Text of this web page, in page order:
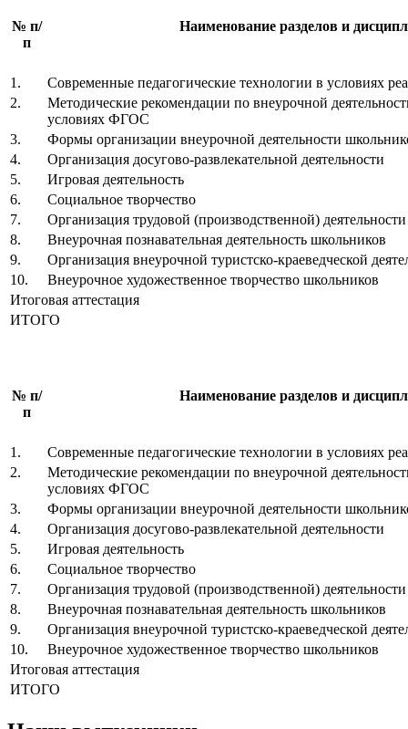
№ п/
п
Наименование разделов и
1.
Современные педагогические технологии в условиях
2.
Методические рекомендации по внеурочной
условиях ФГОС
3. Формы организации внеурочной деятельности
4.
Организация досугово-развлекательной деятельности
5.
Игровая деятельность
6.
Социальное творчество
7.
Организация трудовой (производственной) деятельности
8.
Внеурочная познавательная деятельность школьников
9.
Организация внеурочной туристско-краеведческой
10.
Внеурочное художественное творчество школьников
Итоговая аттестация
ИТОГО
№ п/
п
Наименование разделов и
1.
Современные педагогические технологии в условиях
2.
Методические рекомендации по внеурочной
условиях ФГОС
3. Формы организации внеурочной деятельности
4.
Организация досугово-развлекательной деятельности
5.
Игровая деятельность
6.
Социальное творчество
7.
Организация трудовой (производственной) деятельности
8.
Внеурочная познавательная деятельность школьников
9.
Организация внеурочной туристско-краеведческой
10.
Внеурочное художественное творчество школьников
Итоговая аттестация
ИТОГО